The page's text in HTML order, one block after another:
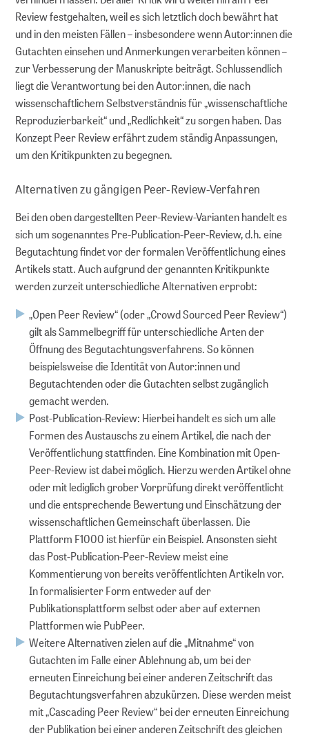
Review festgehalten, weil es sich letztlich doch bewährt hat
und in den meisten Fällen – insbesondere wenn Autor:innen die
Gutachten einsehen und Anmerkungen verarbeiten können –
zur Verbesserung der Manuskripte beiträgt. Schlussendlich
liegt die Verantwortung bei den Autor:innen, die nach
wissenschaftlichem Selbstverständnis für „wissenschaftliche
Reproduzierbarkeit“ und „Redlichkeit“ zu sorgen haben. Das
Konzept Peer Review erfährt zudem ständig Anpassungen,
um den Kritikpunkten zu begegnen.
Alternativen zu gängigen Peer-Review-Verfahren
Bei den oben dargestellten Peer-Review-Varianten handelt es
sich um sogenanntes Pre-Publication-Peer-Review, d.h. eine
Begutachtung findet vor der formalen Veröffentlichung eines
Artikels statt. Auch aufgrund der genannten Kritikpunkte
werden zurzeit unterschiedliche Alternativen erprobt:
„Open Peer Review“ (oder „Crowd Sourced Peer Review“)
gilt als Sammelbegriff für unterschiedliche Arten der
Öffnung des Begutachtungsverfahrens. So können
beispielsweise die Identität von Autor:innen und
Begutachtenden oder die Gutachten selbst zugänglich
gemacht werden.
Post-Publication-Review: Hierbei handelt es sich um alle
Formen des Austauschs zu einem Artikel, die nach der
Veröffentlichung stattfinden. Eine Kombination mit Open-
Peer-Review ist dabei möglich. Hierzu werden Artikel ohne
oder mit lediglich grober Vorprüfung direkt veröffentlicht
und die entsprechende Bewertung und Einschätzung der
wissenschaftlichen Gemeinschaft überlassen. Die
Plattform F1000 ist hierfür ein Beispiel. Ansonsten sieht
das Post-Publication-Peer-Review meist eine
Kommentierung von bereits veröffentlichten Artikeln vor.
In formalisierter Form entweder auf der
Publikationsplattform selbst oder aber auf externen
Plattformen wie PubPeer.
Weitere Alternativen zielen auf die „Mitnahme“ von
Gutachten im Falle einer Ablehnung ab, um bei der
erneuten Einreichung bei einer anderen Zeitschrift das
Begutachtungsverfahren abzukürzen. Diese werden meist
mit „Cascading Peer Review“ bei der erneuten Einreichung
der Publikation bei einer anderen Zeitschrift des gleichen